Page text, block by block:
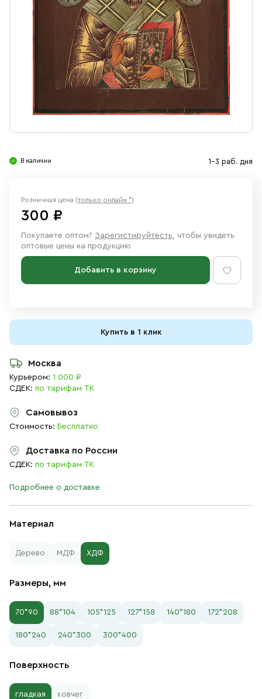
Свечи
Ювелирные изделия
В наличии 1-3 раб. дня
Материал
Дерево МДФ ХДФ
Размеры, мм
70*90 88*104 105*125 127*158 140*180 172*208
180*240 240*300 300*400
Поверхность
гладкая ковчег
Розничная цена (только онлайн *)
300 ₽
Покупаете оптом? Зарегистируйтесть, чтобы увидеть
оптовые цены на продукцию
Добавить в корзину
Купить в 1 клик
Москва
Курьером: 1 000 ₽
СДЕК: по тарифам ТК
Самовывоз
Стоимость: Бесплатно
Доставка по России
СДЕК: по тарифам ТК
Подробнее о доставке